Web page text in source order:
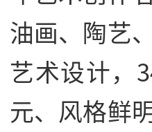
油画、陶艺
艺术设计，
元、风格鲜